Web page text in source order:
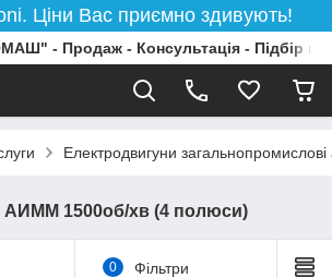
Ціни Вас приємно здивують!
- Продаж - Консультація - Підбір
Електродвигуни
АИММ 1500об/хв (4 полюси)
0 Фільтри